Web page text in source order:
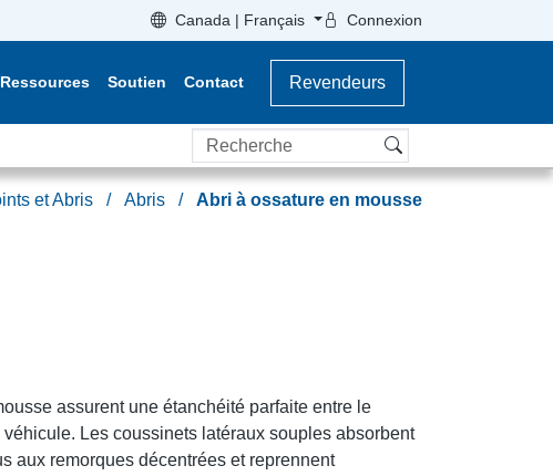
Canada | Français Connexion
Ressources Soutien Contact Revendeurs
Recherche
et Abris Abris Abri à ossature en mousse
assurent une étanchéité parfaite entre le
véhicule. Les coussinets latéraux souples absorbent
aux remorques décentrées et reprennent